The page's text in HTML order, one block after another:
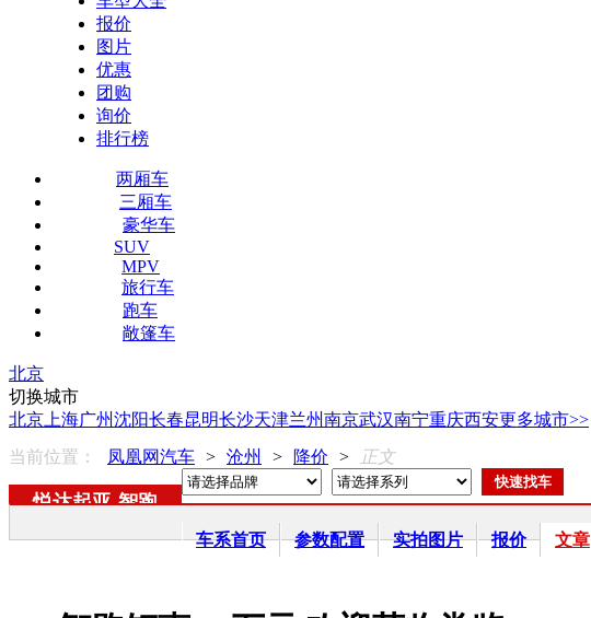
报价
图片
优惠
团购
询价
排行榜
两厢车
三厢车
豪华车
SUV
MPV
旅行车
跑车
敞篷车
北京
切换城市
北京 上海广州沈阳长春昆明长沙天津兰州南京武汉南宁重庆西安更多城市>>
当前位置：
凤凰网汽车 > 沧州 > 降价 > 正文
悦达起亚-智跑
车系首页 参数配置 实拍图片 报价 文章